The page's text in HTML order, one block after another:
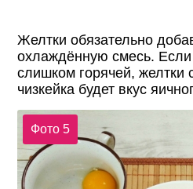
Желтки обязательно
охлаждённую смесь. Если
слишком горячей, желтки
чизкейка будет вкус
Фото 5